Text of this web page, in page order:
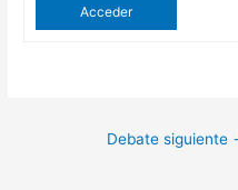
Acceder
Debate siguiente